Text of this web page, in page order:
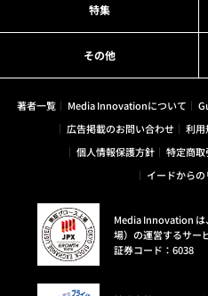
特集
その他
著者一覧 Media Innovationについて
広告掲載のお問い合わせ
利用
個人情報保護方針
特定商
イードから
Media Innovation は
場）の運営するサー
証券コード：6038